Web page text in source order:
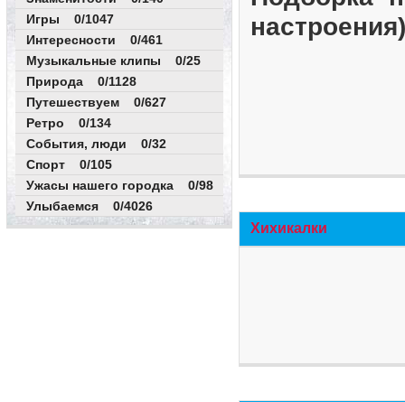
Игры 0/1047
Интересности 0/461
Музыкальные клипы 0/25
Природа 0/1128
Путешествуем 0/627
Ретро 0/134
События, люди 0/32
Спорт 0/105
Ужасы нашего городка 0/98
Улыбаемся 0/4026
Хихикалки